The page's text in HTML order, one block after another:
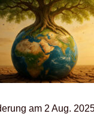
am 2 Aug.